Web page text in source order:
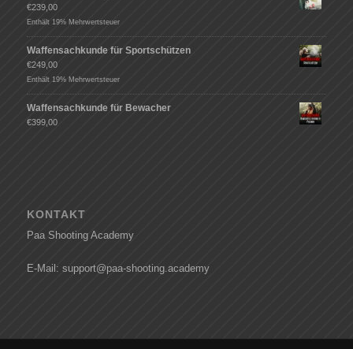
€239,00
Enthält 19% Mehrwertsteuer
Waffensachkunde für Sportschützen
€249,00
Enthält 19% Mehrwertsteuer
Waffensachkunde für Bewacher
€399,00
KONTAKT
Paa Shooting Academy
E-Mail: support@paa-shooting.academy